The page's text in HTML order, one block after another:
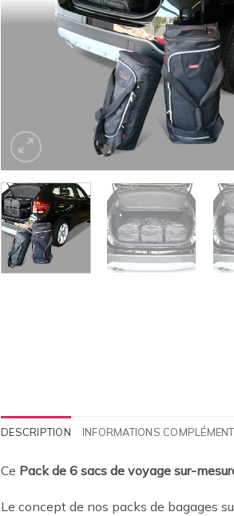
DESCRIPTION INFORMATIONS
Ce Pack de 6 sacs de voyage sur-
Le concept de nos packs de bagages